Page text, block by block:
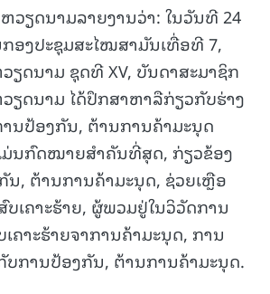
ວຽດນາມລາຍງານວ່າ: ໃນວັນທີ 24
ອງປະຊຸມສະໄໝສາມັນເທື່ອທີ 7,
ຽດນາມ ຊຸດທີ XV, ບັນດາສະມາຊິກ
ຽດນາມ ໄດ້ປຶກສາຫາລືກ່ຽວກັບຮ່າງ
ນປ້ອງກັນ, ຕ້ານການຄ້າມະນຸດ
ມ່ນກົດໝາຍສຳຄັນທີ່ສຸດ, ກ່ຽວຂ້ອງ
ນ, ຕ້ານການຄ້າມະນຸດ, ຊ່ວຍເຫຼືອ
ເຄາະຮ້າຍ, ຜູ້ພວມຢູ່ໃນວິວັດການ
ຄາະຮ້າຍຈາການຄ້າມະນຸດ, ການ
ການປ້ອງກັນ, ຕ້ານການຄ້າມະນຸດ.